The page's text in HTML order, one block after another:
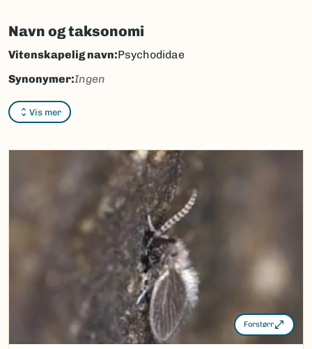
Navn og taksonomi
Vis mer
Vitenskapelig navn:Psychodidae
Synonymer:Ingen
Bokmål:sommerfuglmygg
Nynorsk:sommarfuglmygg
Nordsamisk/Davvisámegiella:Ingen
Vitenskapelig navn ID:19936
17583
Gå til Nortaxa for flere detaljer
Forstørr